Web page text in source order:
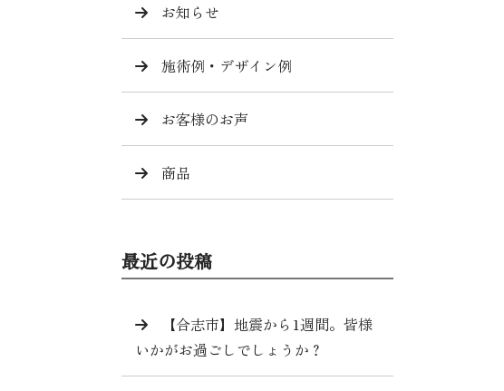
お知らせ
施術例・デザイン例
お客様のお声
商品
最近の投稿
【合志市】地震から1週間。皆様
いかがお過ごしでしょうか？